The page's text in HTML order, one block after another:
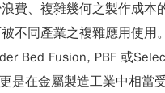
費、複雜幾何之製作成本
不同產業之複雜應用使用
Bed Fusion, PBF 或
是在金屬製造工業中相當